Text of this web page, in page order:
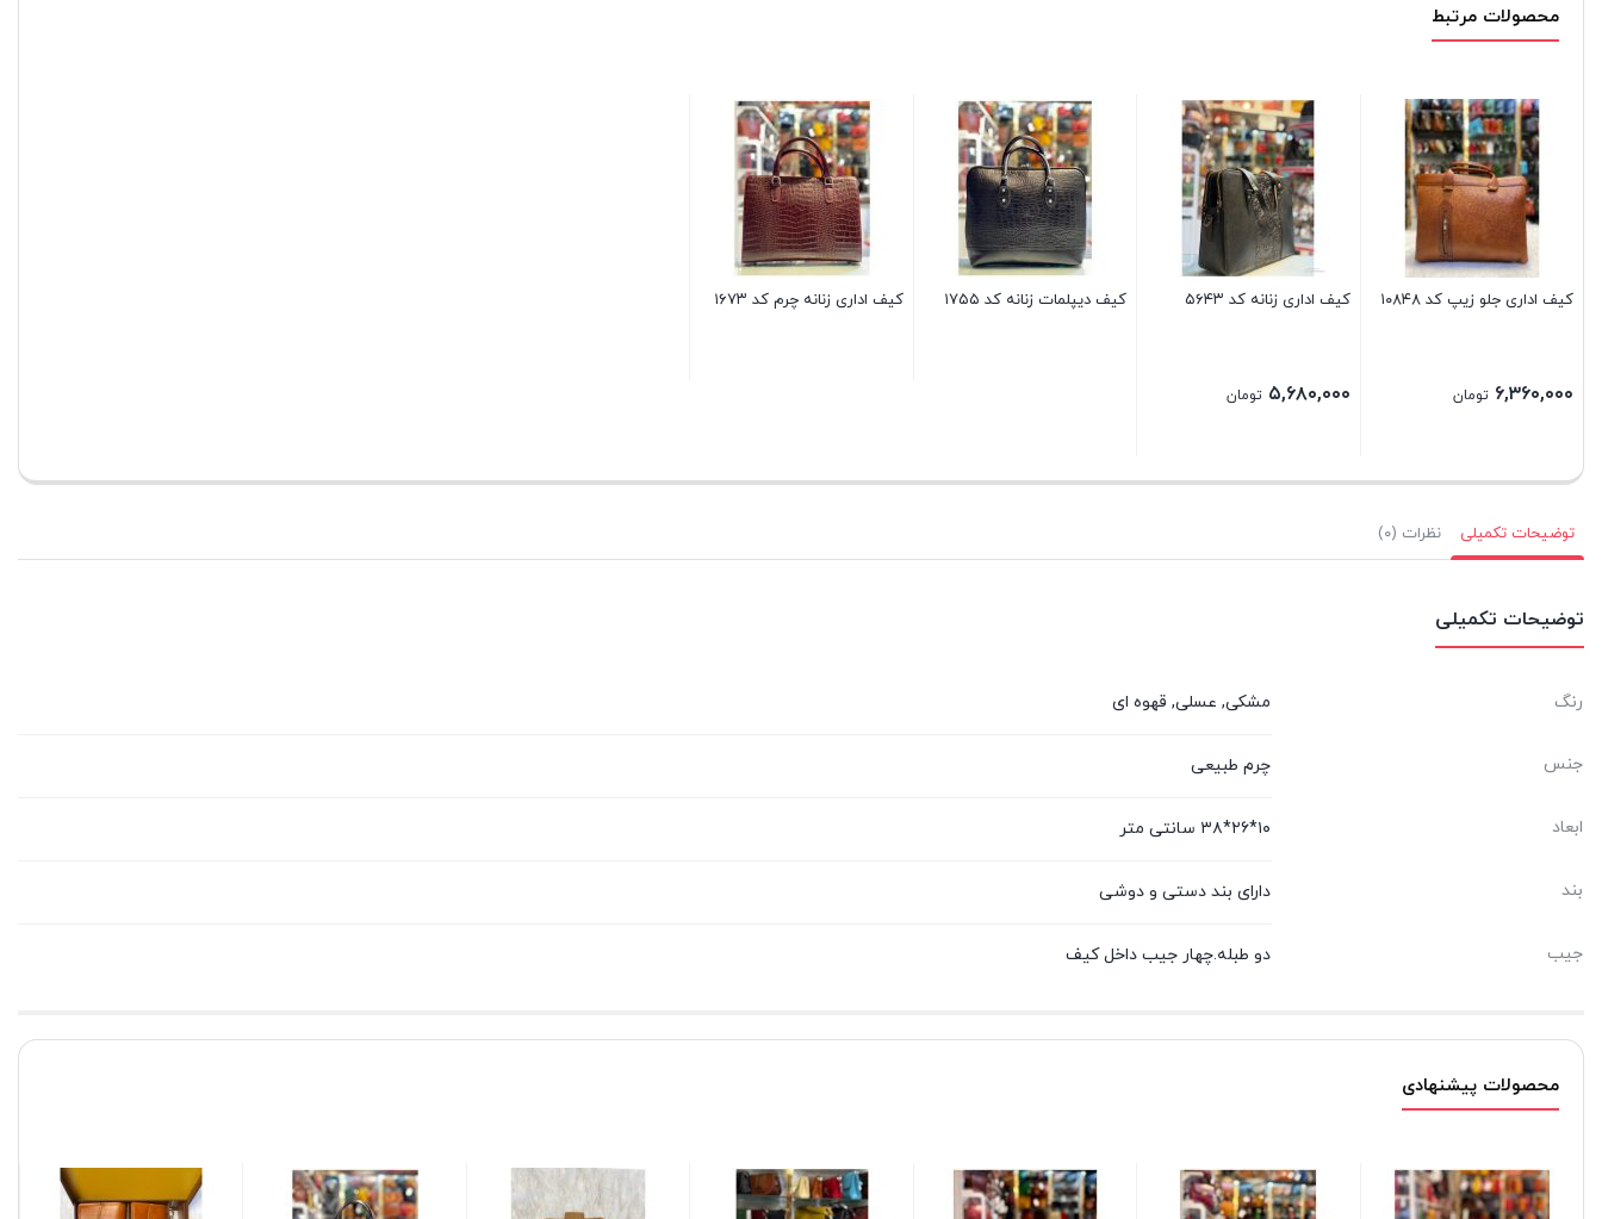
محصولات مرتبط
کیف اداری جلو زیپ کد ۱۰۸۴۸
۶,۳۶۰,۰۰۰ تومان
کیف اداری زنانه کد ۵۶۴۳
۵,۶۸۰,۰۰۰ تومان
کیف دیپلمات زنانه کد ۱۷۵۵ کیف اداری زنانه چرم کد ۱۶۷۳
توضیحات تکمیلی نظرات (۰)
توضیحات تکمیلی
رنگ مشکی, عسلی, قهوه ای
جنس چرم طبیعی
ابعاد ۱۰*۲۶*۳۸ سانتی متر
بند دارای بند دستی و دوشی
جیب دو طبله.چهار جیب داخل کیف
محصولات پیشنهادی